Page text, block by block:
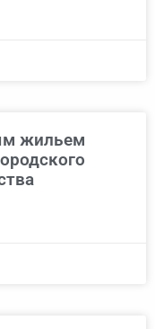
жильем